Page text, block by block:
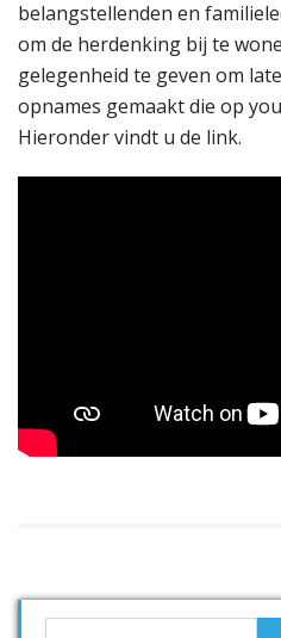
belangstellenden en
om de herdenking bij te
gelegenheid te geven om
opnames gemaakt die op
Hieronder vindt u de link.